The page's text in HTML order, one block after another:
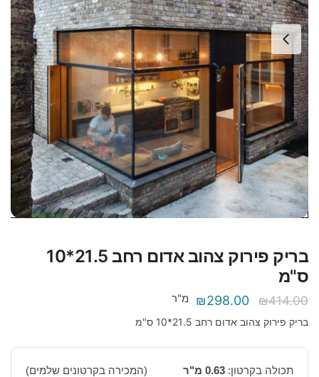
בריק פירוק צהוב אדום רחב 21.5*10
ס"מ
₪414.00
המחיר
המקורי
₪298.00
המחיר
הנוכחי
מ"ר
בריק פירוק צהוב אדום רחב 21.5*10 ס"מ
תכולה בקרטון: 0.63 מ"ר (המכירה בקרטונים שלמים)